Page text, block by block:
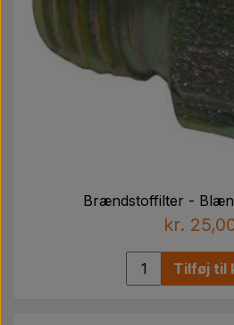
Brændstoffilter -
kr.
Tilføj til